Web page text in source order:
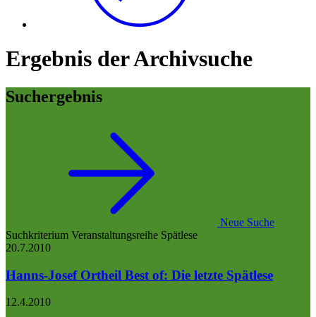
Ergebnis der Archivsuche
Suchergebnis
Neue Suche
Suchkriterium Veranstaltungsreihe Spätlese
20.7.2010
Hanns-Josef Ortheil Best of: Die letzte Spätlese
12.4.2010